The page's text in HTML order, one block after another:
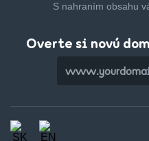
S nahraním obsahu
Overte si novú